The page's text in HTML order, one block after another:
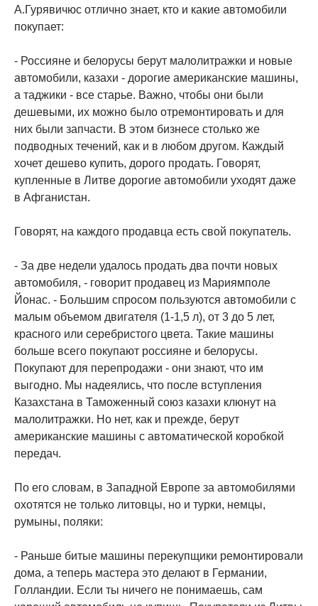
А.Гурявичюс отлично знает, кто и какие автомобили
покупает:
- Россияне и белорусы берут малолитражки и новые
автомобили, казахи - дорогие американские машины,
а таджики - все старье. Важно, чтобы они были
дешевыми, их можно было отремонтировать и для
них были запчасти. В этом бизнесе столько же
подводных течений, как и в любом другом. Каждый
хочет дешево купить, дорого продать. Говорят,
купленные в Литве дорогие автомобили уходят даже
в Афганистан.
Говорят, на каждого продавца есть свой покупатель.
- За две недели удалось продать два почти новых
автомобиля, - говорит продавец из Мариямполе
Йонас. - Большим спросом пользуются автомобили с
малым объемом двигателя (1-1,5 л), от 3 до 5 лет,
красного или серебристого цвета. Такие машины
больше всего покупают россияне и белорусы.
Покупают для перепродажи - они знают, что им
выгодно. Мы надеялись, что после вступления
Казахстана в Таможенный союз казахи клюнут на
малолитражки. Но нет, как и прежде, берут
американские машины с автоматической коробкой
передач.
По его словам, в Западной Европе за автомобилями
охотятся не только литовцы, но и турки, немцы,
румыны, поляки:
- Раньше битые машины перекупщики ремонтировали
дома, а теперь мастера это делают в Германии,
Голландии. Если ты ничего не понимаешь, сам